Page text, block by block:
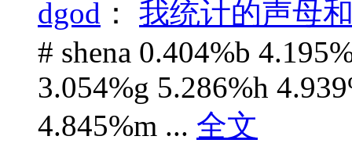
dgod ： 我统计的声母
# shena 0.404%b
3.054%g 5.286%h
4.845%m ... 全文